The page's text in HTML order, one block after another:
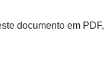
documento em PDF,